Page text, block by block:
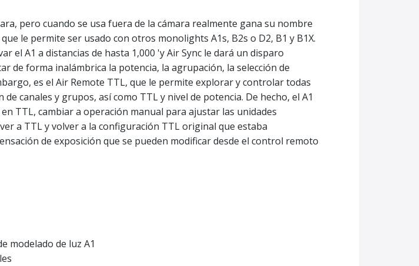
pero cuando se usa fuera de la cámara realmente gana su nombre
le permite ser usado con otros monolights A1s, B2s o D2, B1 y B1X.
el A1 a distancias de hasta 1,000 'y Air Sync le dará un disparo
de forma inalámbrica la potencia, la agrupación, la selección de
es el Air Remote TTL, que le permite explorar y controlar todas
canales y grupos, así como TTL y nivel de potencia. De hecho, el A1
TTL, cambiar a operación manual para ajustar las unidades
a TTL y volver a la configuración TTL original que estaba
de exposición que se pueden modificar desde el control remoto
modelado de luz A1